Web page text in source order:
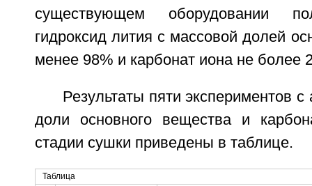
существующем оборудовании
гидроксид лития с массовой долей
менее 98% и карбонат иона не более
Результаты пяти экспериментов
доли основного вещества и
стадии сушки приведены в таблице.
Таблица